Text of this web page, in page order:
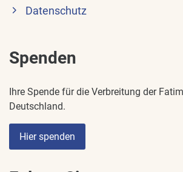
Datenschutz
Spenden
Ihre Spende für die Verbreitung der
Deutschland.
Hier spenden